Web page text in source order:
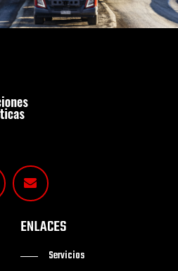
ENLACES
Servicios